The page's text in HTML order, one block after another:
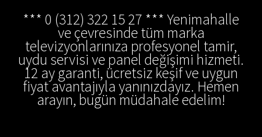
*** 0 (312) 322 15 27 *** Yenimahalle
ve çevresinde tüm marka
televizyonlarınıza profesyonel tamir,
uydu servisi ve panel değişimi hizmeti.
12 ay garanti, ücretsiz keşif ve uygun
fiyat avantajıyla yanınızdayız. Hemen
arayın, bugün müdahale edelim!